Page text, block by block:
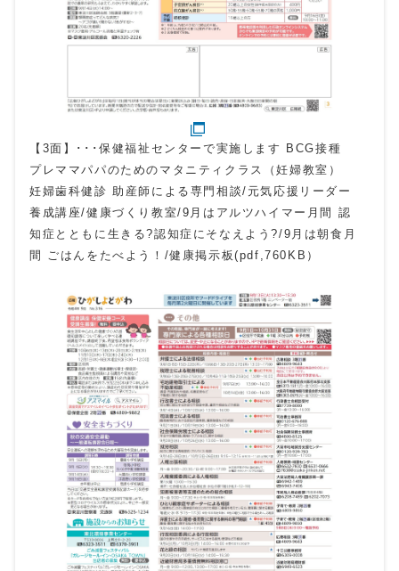
【3面】･･･保健福祉センターで実施します BCG接種
プレママパパのためのマタニティクラス（妊婦教室）
妊婦歯科健診 助産師による専門相談/元気応援リーダー
養成講座/健康づくり教室/9月はアルツハイマー月間 認
知症とともに生きる?認知症にそなえよう?/9月は朝食月
間 ごはんをたべよう！/健康掲示板(pdf,760KB）